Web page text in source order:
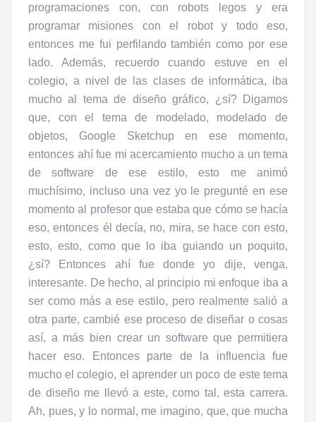
programaciones con, con robots legos y era
programar misiones con el robot y todo eso,
entonces me fui perfilando también como por ese
lado. Además, recuerdo cuando estuve en el
colegio, a nivel de las clases de informática, iba
mucho al tema de diseño gráfico, ¿sí? Digamos
que, con el tema de modelado, modelado de
objetos, Google Sketchup en ese momento,
entonces ahí fue mi acercamiento mucho a un tema
de software de ese estilo, esto me animó
muchísimo, incluso una vez yo le pregunté en ese
momento al profesor que estaba que cómo se hacía
eso, entonces él decía, no, mira, se hace con esto,
esto, esto, como que lo iba guiando un poquito,
¿sí? Entonces ahí fue donde yo dije, venga,
interesante. De hecho, al principio mi enfoque iba a
ser como más a ese estilo, pero realmente salió a
otra parte, cambié ese proceso de diseñar o cosas
así, a más bien crear un software que permitiera
hacer eso. Entonces parte de la influencia fue
mucho el colegio, el aprender un poco de este tema
de diseño me llevó a este, como tal, esta carrera.
Ah, pues, y lo normal, me imagino, que, que mucha